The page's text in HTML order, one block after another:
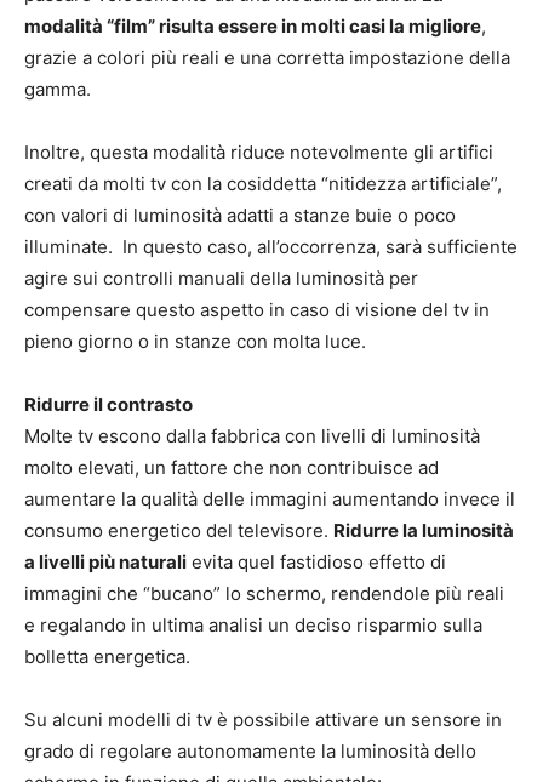
modalità “film” risulta essere in molti casi la migliore,
grazie a colori più reali e una corretta impostazione della
gamma.
Inoltre, questa modalità riduce notevolmente gli artifici
creati da molti tv con la cosiddetta “nitidezza artificiale”,
con valori di luminosità adatti a stanze buie o poco
illuminate. In questo caso, all’occorrenza, sarà sufficiente
agire sui controlli manuali della luminosità per
compensare questo aspetto in caso di visione del tv in
pieno giorno o in stanze con molta luce.
Ridurre il contrasto
Molte tv escono dalla fabbrica con livelli di luminosità
molto elevati, un fattore che non contribuisce ad
aumentare la qualità delle immagini aumentando invece il
consumo energetico del televisore. Ridurre la luminosità
a livelli più naturali evita quel fastidioso effetto di
immagini che “bucano” lo schermo, rendendole più reali
e regalando in ultima analisi un deciso risparmio sulla
bolletta energetica.
Su alcuni modelli di tv è possibile attivare un sensore in
grado di regolare autonomamente la luminosità dello